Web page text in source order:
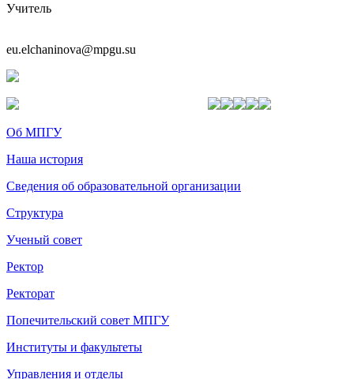
Учитель
eu.elchaninova@mpgu.su
Об МПГУ
Наша история
Сведения об образовательной организации
Структура
Ученый совет
Ректор
Ректорат
Попечительский совет МПГУ
Институты и факультеты
Управления и отделы